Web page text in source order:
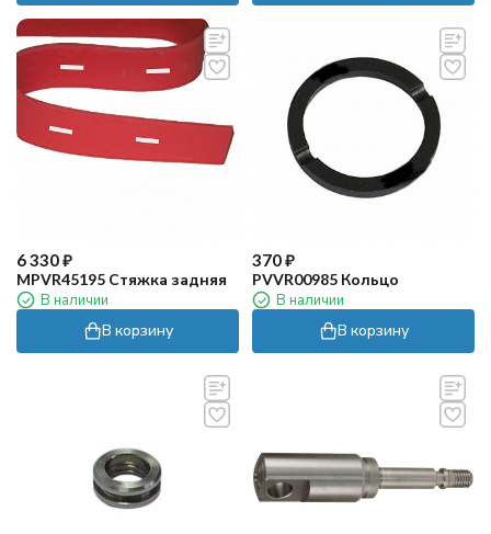
6 330₽
MPVR45195 Стяжка задняя
В наличии
В корзину
370₽
PVVR00985 Кольцо
В наличии
В корзину